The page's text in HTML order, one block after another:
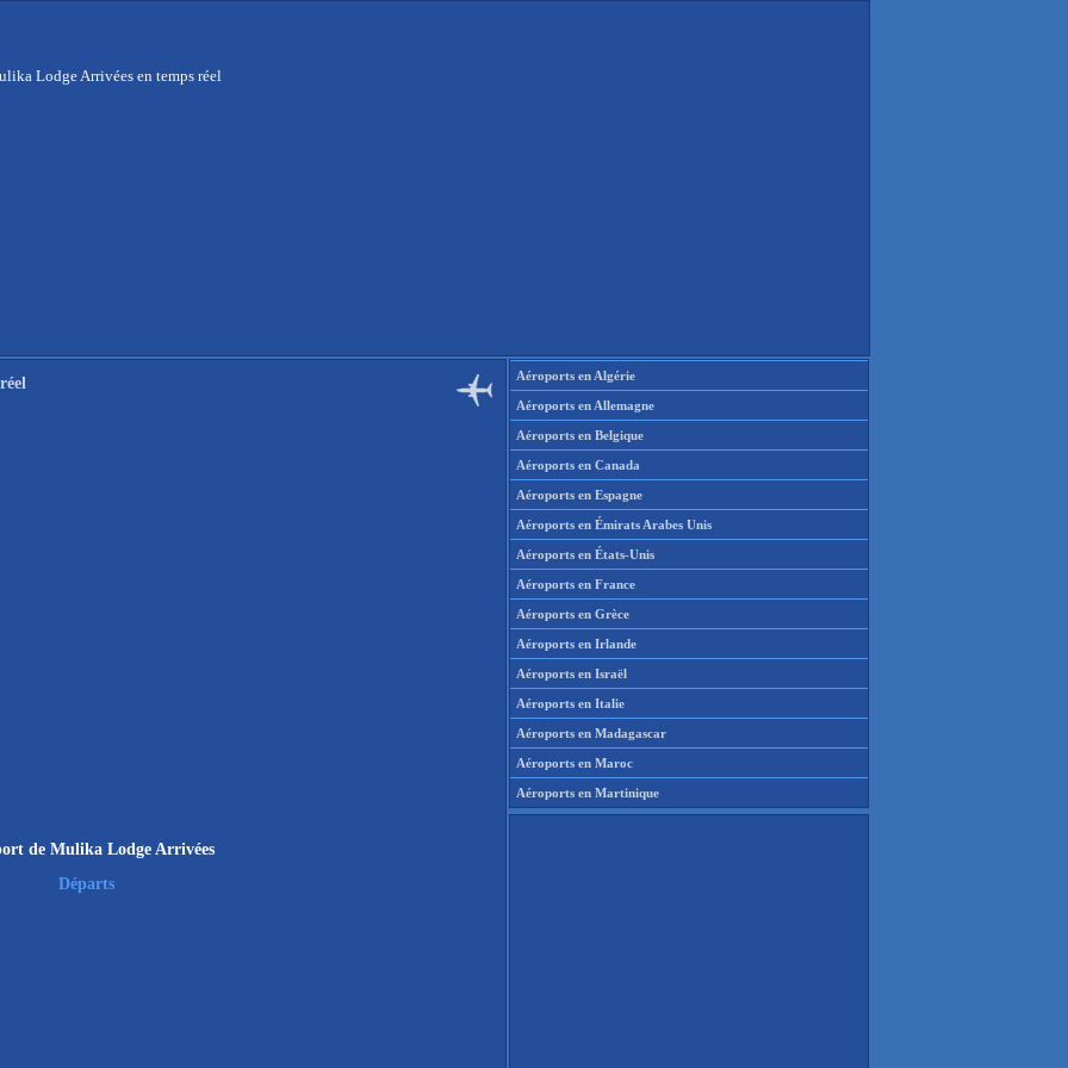
Lodge Arrivées en temps réel
de Mulika Lodge Arrivées
Départs
Aéroports en Algérie
Aéroports en Allemagne
Aéroports en Belgique
Aéroports en Canada
Aéroports en Espagne
Aéroports en Émirats Arabes Unis
Aéroports en États-Unis
Aéroports en France
Aéroports en Grèce
Aéroports en Irlande
Aéroports en Israël
Aéroports en Italie
Aéroports en Madagascar
Aéroports en Maroc
Aéroports en Martinique